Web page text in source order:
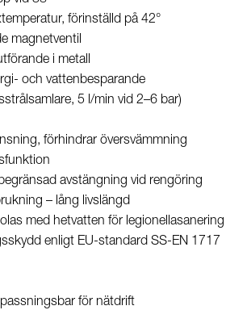
förinställd på 42°
magnetventil
i metall
och vattenbesparande
5 l/min vid 2–6 bar)
förhindrar översvämmning
avstängning vid rengöring
– lång livslängd
med hetvatten för legionellasanering
enligt EU-standard SS-EN 1717
för nätdrift